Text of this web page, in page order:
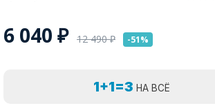
6 040 ₽ 12 490₽ -51%
1+1=3 НА ВСЁ